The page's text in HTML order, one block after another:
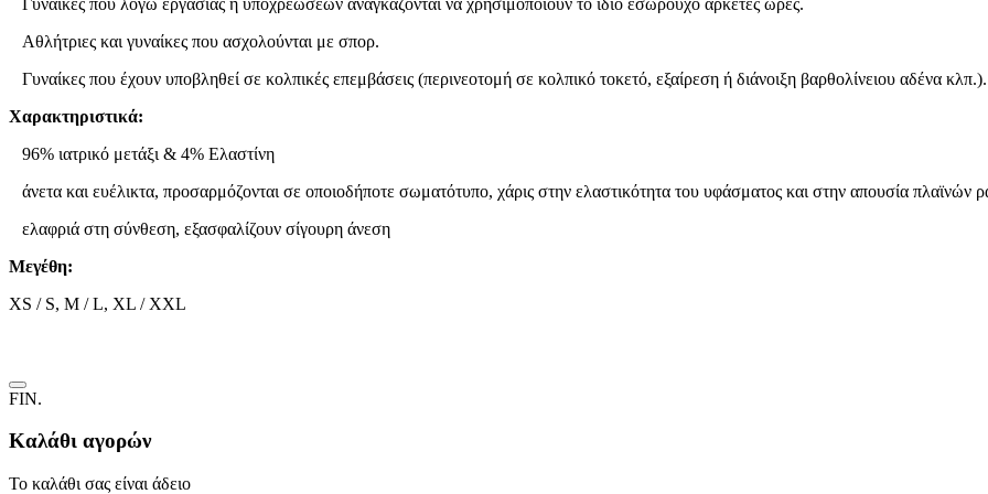
Αθλήτριες και γυναίκες που ασχολούνται με σπορ.
Γυναίκες που έχουν υποβληθεί σε κολπικές επεμβάσεις (περινεοτομή σε κολπικό τοκετό, εξαίρεση ή διάνοιξη βαρθολίνειου αδένα κλπ.).
Χαρακτηριστικά:
96% ιατρικό μετάξι & 4% Ελαστίνη
άνετα και ευέλικτα, προσαρμόζονται σε οποιοδήποτε σωματότυπο, χάρις στην ελαστικότητα του υφάσματος και στην απουσία πλαϊνών
ελαφριά στη σύνθεση, εξασφαλίζουν σίγουρη άνεση
Μεγέθη:
XS / S, M / L, XL / XXL
FIN.
Καλάθι αγορών
Το καλάθι σας είναι άδειο